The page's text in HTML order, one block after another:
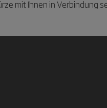
mit Ihnen in Verbindung